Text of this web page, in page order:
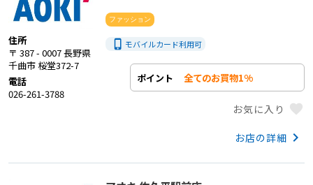
住所
〒 387 - 0007 長野県
千曲市 桜堂372-7
電話
026-261-3788
ファッション
phone_iphone モバイルカード利用可
ポイント 全てのお買物1%
お気に入り favorite
お店の詳細 keyboard_arrow_right